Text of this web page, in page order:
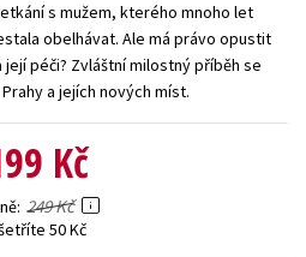
s mužem, kterého mnoho let
obelhávat. Ale má právo opustit
péči? Zvláštní milostný příběh se
a jejích nových míst.
Kč
249 Kč
50 Kč